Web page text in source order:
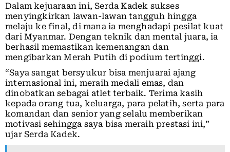
Dalam kejuaraan ini, Serda Kadek sukses
menyingkirkan lawan-lawan tangguh hingga
melaju ke final, di mana ia menghadapi pesilat kuat
dari Myanmar. Dengan teknik dan mental juara, ia
berhasil memastikan kemenangan dan
mengibarkan Merah Putih di podium tertinggi.
“Saya sangat bersyukur bisa menjuarai ajang
internasional ini, meraih medali emas, dan
dinobatkan sebagai atlet terbaik. Terima kasih
kepada orang tua, keluarga, para pelatih, serta para
komandan dan senior yang selalu memberikan
motivasi sehingga saya bisa meraih prestasi ini,”
ujar Serda Kadek.